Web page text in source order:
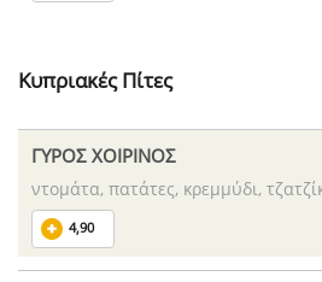
Κυπριακές Πίτες
ΓΥΡΟΣ ΧΟΙΡΙΝΟΣ
ντομάτα, πατάτες, κρεμμύδι,
4,90